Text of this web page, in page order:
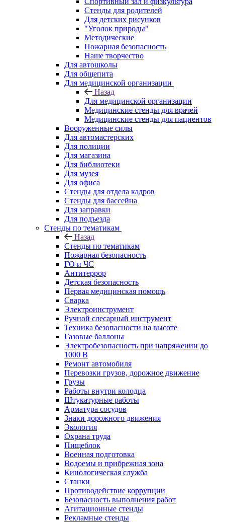
Стенды для родителей
Для детских рисунков
"Уголок природы"
Методические
Пожарная безопасность
Наше творчество
Для автошколы
Для общепита
Для медицинской организации
Назад
Для медицинской организации
Медицинские стенды для врачей
Медицинские стенды для пациентов
Вооруженные силы
Для автомастерских
Для полиции
Для магазина
Для библиотеки
Для музея
Для офиса
Стенды для отдела кадров
Стенды для бассейна
Для заправки
Для подъезда
Стенды по тематикам
Назад
Стенды по тематикам
Пожарная безопасность
ГО и ЧС
Антитеррор
Детская безопасность
Первая медицинская помощь
Сварка
Электроинструмент
Ручной слесарный инструмент
Техника безопасности на высоте
Газовые баллоны
Электробезопасность при напряжении до
1000 В
Ремонт автомобиля
Перевозки грузов, дорожное движение
Грузы
Работы внутри колодца
Штукатурные работы
Арматура сосудов
Знаки дорожного движения
Экология
Охрана труда
Пищеблок
Военная подготовка
Водоемы и прибрежная зона
Кинологическая служба
Станки
Противодействие коррупции
Безопасность выполнения работ
Агитационные стенды
Рекламные стенды